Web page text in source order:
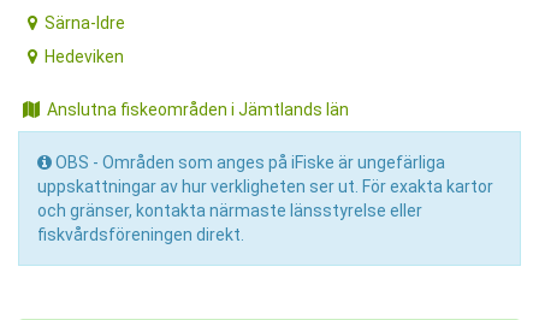
Särna-Idre
Hedeviken
Anslutna fiskeområden i Jämtlands län
OBS - Områden som anges på iFiske är ungefärliga
uppskattningar av hur verkligheten ser ut. För exakta kartor
och gränser, kontakta närmaste länsstyrelse eller
fiskvårdsföreningen direkt.